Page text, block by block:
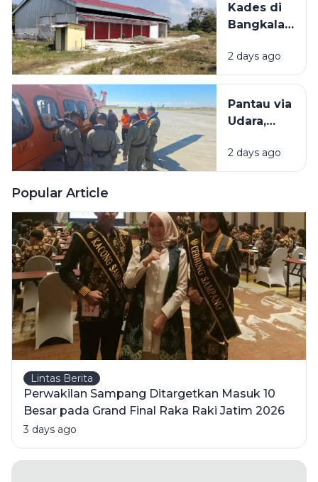
Menyerap
Ribuan
Kades di
Bangkalan
KDMP
Dibangun
Sawah: Itu
Dekat SD
2 days ago
Pantau via
Udara,
Tak
Temukan
Mutiara
Sentosa 2
di Perairan
Sumenep
2 days ago
Popular Article
Lintas Berita
Perwakilan Sampang Ditargetkan Masuk 10
Besar pada Grand Final Raka Raki Jatim 2026
3 days ago